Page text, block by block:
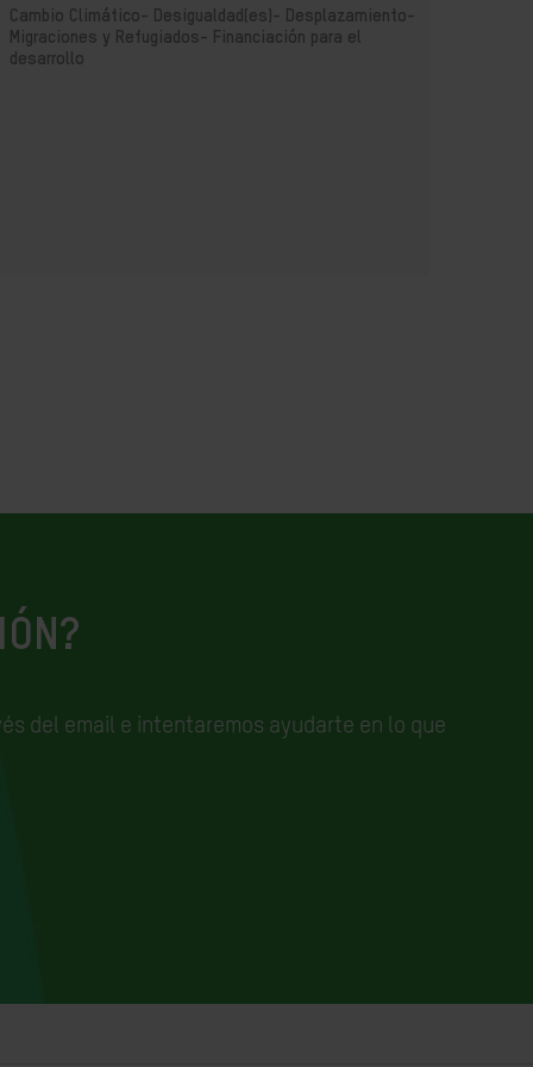
Cambio Climático- Desigualdad(es)- Desplazamiento-
Migraciones y Refugiados- Financiación para el
desarrollo
del email e intentaremos ayudarte en lo que